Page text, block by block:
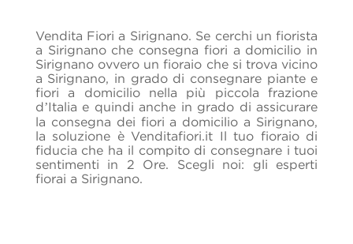
Vendita Fiori a Sirignano. Se cerchi un fiorista
a Sirignano che consegna fiori a domicilio in
Sirignano ovvero un fioraio che si trova vicino
a Sirignano, in grado di consegnare piante e
fiori a domicilio nella più piccola frazione
d’Italia e quindi anche in grado di assicurare
la consegna dei fiori a domicilio a Sirignano,
la soluzione è Venditafiori.it Il tuo fioraio di
fiducia che ha il compito di consegnare i tuoi
sentimenti in 2 Ore. Scegli noi: gli esperti
fiorai a Sirignano.